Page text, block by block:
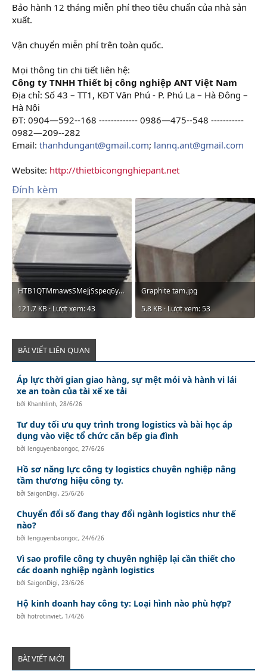
Bảo hành 12 tháng miễn phí theo tiêu chuẩn của nhà sản
xuất.
Vận chuyển miễn phí trên toàn quốc.
Mọi thông tin chi tiết liên hệ:
Công ty TNHH Thiết bị công nghiệp ANT Việt Nam
Địa chỉ: Số 43 – TT1, KĐT Văn Phú - P. Phú La – Hà Đông –
Hà Nội
ĐT: 0904—592--168 ------------- 0986—475--548 -----------
0982—209--282
Email: thanhdungant@gmail.com; lannq.ant@gmail.com
Website: http://thietbicongnghiepant.net
Đính kèm
HTB1QTMmawsSMeJjSspeq6y77VXaM.jpg
121.7 KB · Lượt xem: 43
Graphite tam.jpg
5.8 KB · Lượt xem: 53
BÀI VIẾT LIÊN QUAN
Áp lực thời gian giao hàng, sự mệt mỏi và hành vi lái
xe an toàn của tài xế xe tải
bởi Khanhlinh,28/6/26
Tư duy tối ưu quy trình trong logistics và bài học áp
dụng vào việc tổ chức căn bếp gia đình
bởilenguyenbaongoc,27/6/26
Hồ sơ năng lực công ty logistics chuyên nghiệp nâng
tầm thương hiệu công ty.
bởiSaigonDigi,25/6/26
Chuyển đổi số đang thay đổi ngành logistics như thế
nào?
bởilenguyenbaongoc,24/6/26
Vì sao profile công ty chuyên nghiệp lại cần thiết cho
các doanh nghiệp ngành logistics
bởiSaigonDigi,23/6/26
Hộ kinh doanh hay công ty: Loại hình nào phù hợp?
bởihotrotinviet, 1/4/26
BÀI VIẾT MỚI